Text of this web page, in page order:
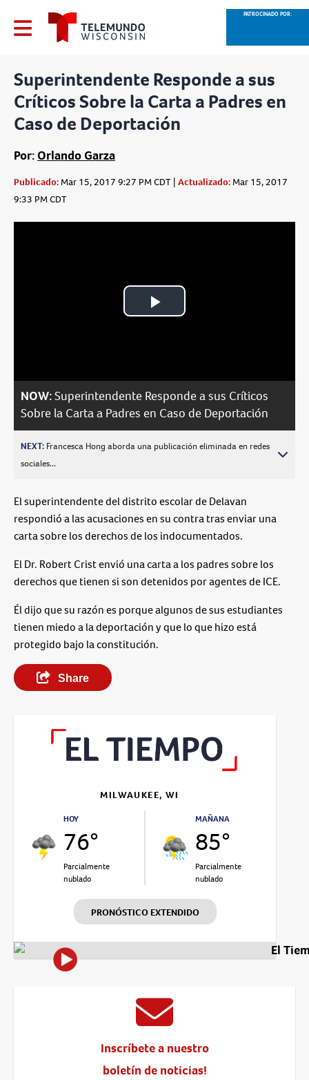
PATROCINADO POR:
Superintendente Responde a sus
Críticos Sobre la Carta a Padres en
Caso de Deportación
Por: Orlando Garza
Publicado: Mar 15, 2017 9:27 PM CDT | Actualizado: Mar 15, 2017
9:33 PM CDT
Play
NOW:Superintendente Responde a sus Críticos
Sobre la Carta a Padres en Caso de Deportación
NEXT: Francesca Hong aborda una publicación eliminada en redes
sociales...
El superintendente del distrito escolar de Delavan
respondió a las acusaciones en su contra tras enviar una
carta sobre los derechos de los indocumentados.
El Dr. Robert Crist envió una carta a los padres sobre los
derechos que tienen si son detenidos por agentes de ICE.
Él dijo que su razón es porque algunos de sus estudiantes
tienen miedo a la deportación y que lo que hizo está
protegido bajo la constitución.
Share
MILWAUKEE, WI
HOY
76°
Parcialmente
nublado
MAÑANA
85°
Parcialmente
nublado
PRONÓSTICO EXTENDIDO
El
Inscríbete a nuestro
boletín de noticias!